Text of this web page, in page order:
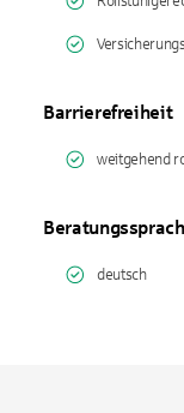
Barrierefreiheit
weitgehend
deutsch